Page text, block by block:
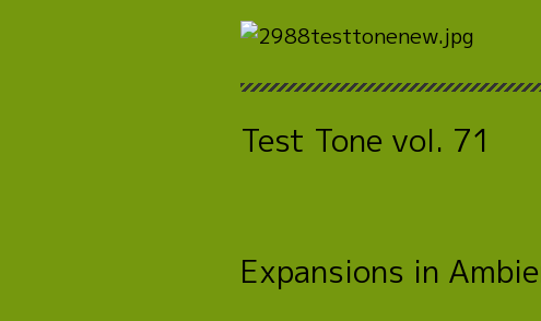
Test Tone vol. 71
Expansions in